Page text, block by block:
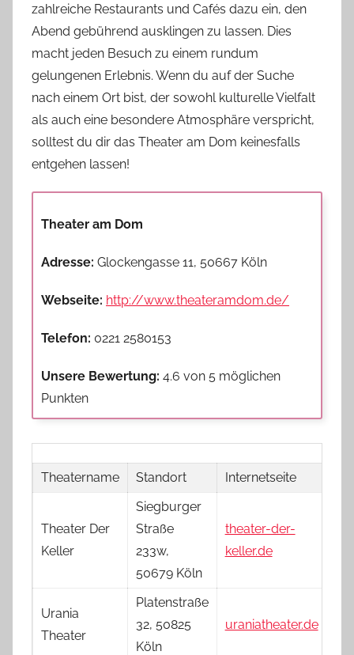
zahlreiche Restaurants und Cafés dazu ein, den
Abend gebührend ausklingen zu lassen. Dies
macht jeden Besuch zu einem rundum
gelungenen Erlebnis. Wenn du auf der Suche
nach einem Ort bist, der sowohl kulturelle Vielfalt
als auch eine besondere Atmosphäre verspricht,
solltest du dir das Theater am Dom keinesfalls
entgehen lassen!
Theater am Dom
Adresse: Glockengasse 11, 50667 Köln
Webseite: http://www.theateramdom.de/
Telefon: 0221 2580153
Unsere Bewertung: 4.6 von 5 möglichen
Punkten
Theatername Standort Internetseite
Theater Der
Keller
Siegburger
Straße
233w,
50679 Köln
theater-der-
keller.de
Urania
Theater
Platenstraße
32, 50825
Köln
uraniatheater.de